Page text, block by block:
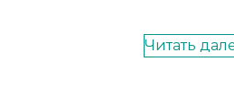
Читать